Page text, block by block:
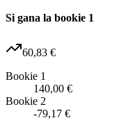
Si gana la bookie 1
60,83 €
Bookie 1
140,00 €
Bookie 2
-79,17 €